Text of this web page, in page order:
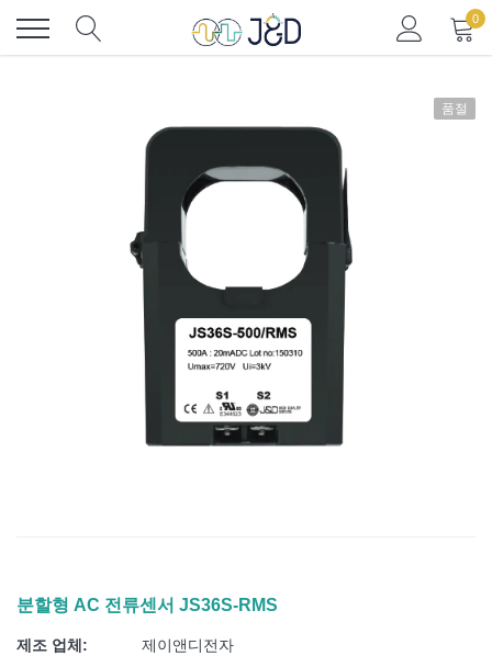
츠
0
품절
분할형 AC 전류센서 JS36S-RMS
제조 업체:
제이앤디전자